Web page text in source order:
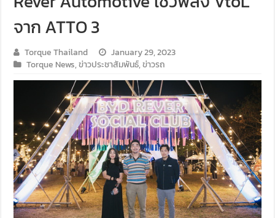
จาก ATTO 3
Torque Thailand
January 29, 2023
Torque News,ข่าวประชาสัมพันธ์,ข่าวรถ